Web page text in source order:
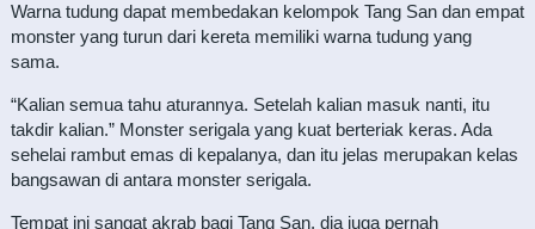
Warna tudung dapat membedakan kelompok Tang San dan empat
monster yang turun dari kereta memiliki warna tudung yang
sama.
“Kalian semua tahu aturannya. Setelah kalian masuk nanti, itu
takdir kalian.” Monster serigala yang kuat berteriak keras. Ada
sehelai rambut emas di kepalanya, dan itu jelas merupakan kelas
bangsawan di antara monster serigala.
Tempat ini sangat akrab bagi Tang San, dia juga pernah